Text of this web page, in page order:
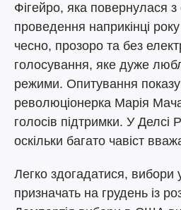
Фігейро, яка повернулася з
проведення наприкінці
чесно, прозоро та без
голосування, яке дуже
режими. Опитування
революціонерка Марія
голосів підтримки. У Делсі
оскільки багато чавіст
Легко здогадатися, вибори
призначать на грудень із